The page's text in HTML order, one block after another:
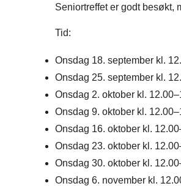
Seniortreffet er godt besøkt,
Tid:
Onsdag 18. september kl.
Onsdag 25. september kl.
Onsdag 2. oktober kl.
Onsdag 9. oktober kl.
Onsdag 16. oktober kl.
Onsdag 23. oktober kl.
Onsdag 30. oktober kl.
Onsdag 6. november kl.